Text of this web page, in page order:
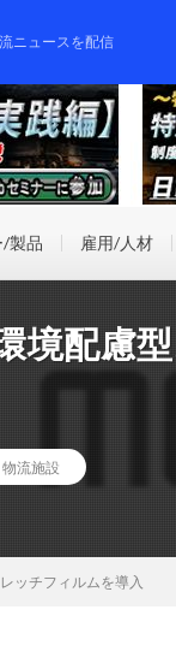
ニュースを配信
/製品 雇用/人材
境配慮
物流施設
ッチフィルムを導入